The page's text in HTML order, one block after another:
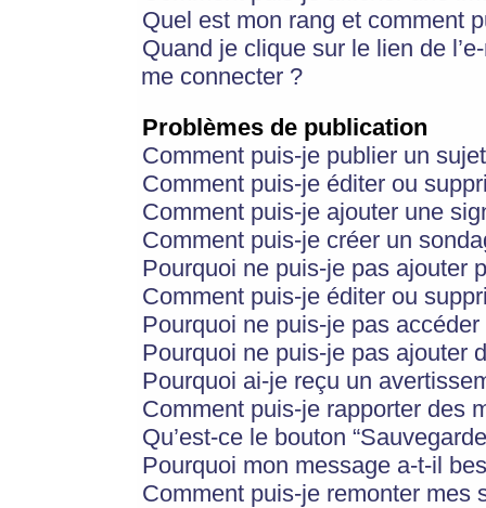
Quel est mon rang et comment
Quand je clique sur le lien de
me connecter ?
Problèmes de publication
Comment puis-je publier un
Comment puis-je éditer ou
Comment puis-je ajouter une
Comment puis-je créer un
Pourquoi ne puis-je pas ajouter
Comment puis-je éditer ou
Pourquoi ne puis-je pas
Pourquoi ne puis-je pas ajouter
Pourquoi ai-je reçu un
Comment puis-je rapporter des
Qu’est-ce le bouton
Pourquoi mon message a-t-il
Comment puis-je remonter mes